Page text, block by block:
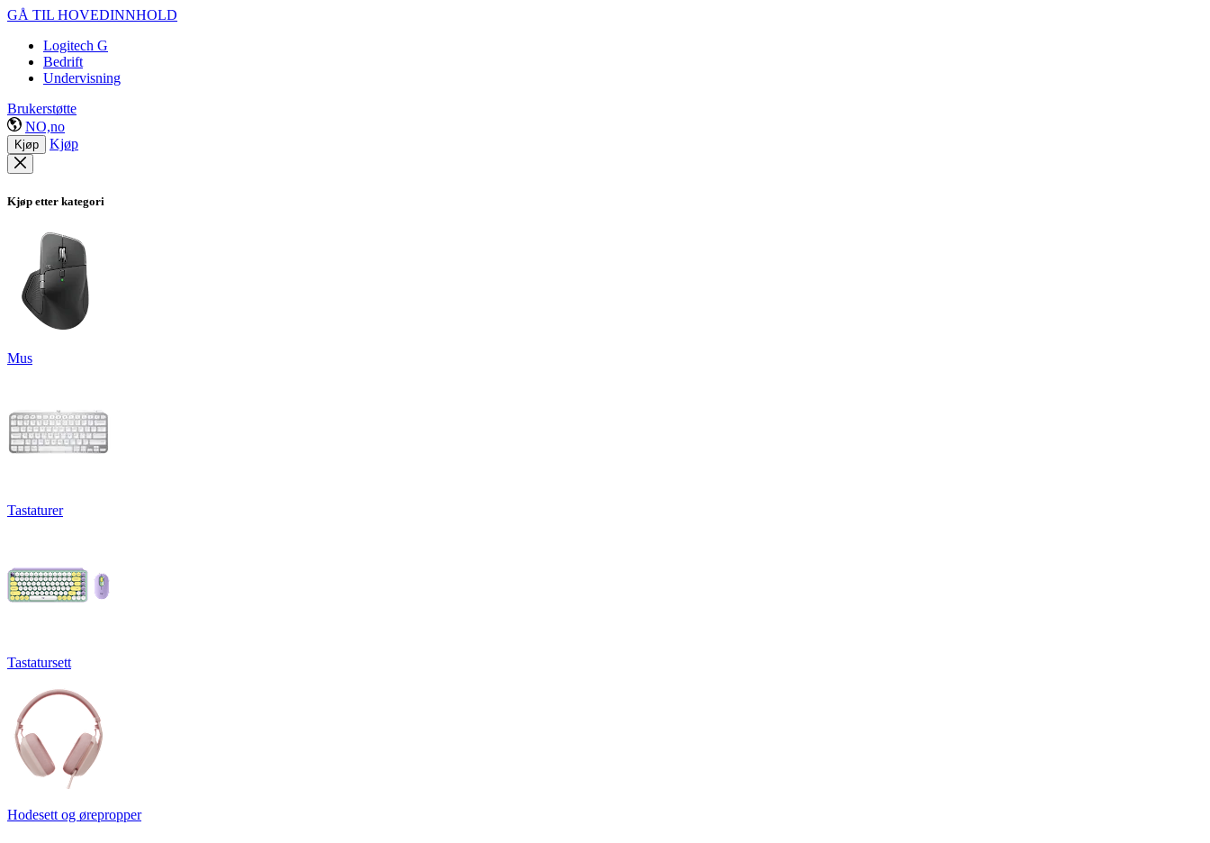
GÅ TIL HOVEDINNHOLD
Logitech G
Bedrift
Undervisning
Brukerstøtte
NO,no
Kjøp Kjøp
Kjøp etter kategori
Mus
Tastaturer
Tastatursett
Hodesett og ørepropper